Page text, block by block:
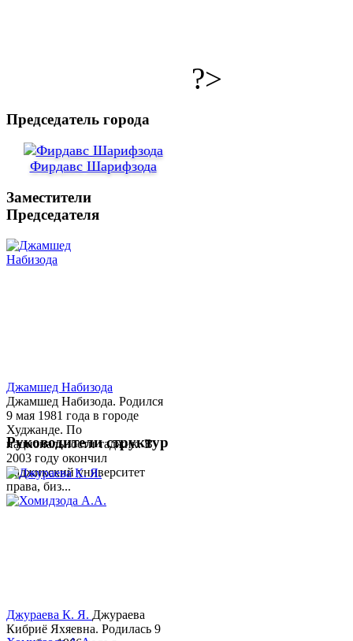
?>
Председатель города
Фирдавс Шарифзода
Заместители
Председателя
Джамшед Набизода
Джамшед Набизода. Родился
9 мая 1981 года в городе
Худжанде. По
национальности таджик. В
2003 году окончил
Таджикский университет
права, биз...
Руководители структур
Джураева К. Я. Джураева
Кибриё Яхяевна. Родилась 9